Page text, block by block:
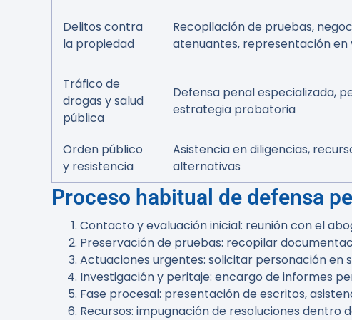
Delitos contra
la propiedad
Recopilación de pruebas,
atenuantes, representación en
Tráfico de
drogas y salud
pública
Defensa penal especializada,
estrategia probatoria
Orden público
y resistencia
Asistencia en diligencias,
alternativas
Proceso habitual de defensa
Contacto y evaluación inicial: reunión con el
Preservación de pruebas: recopilar
Actuaciones urgentes: solicitar personación en
Investigación y peritaje: encargo de informes
Fase procesal: presentación de escritos,
Recursos: impugnación de resoluciones dentro